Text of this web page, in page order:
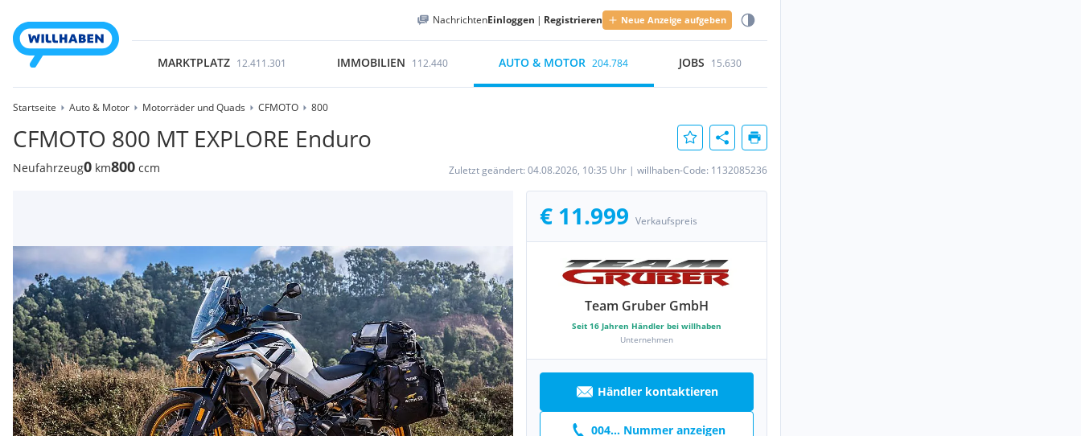
NachrichtenEinloggen | Registrieren Neue Anzeige aufgeben
MARKTPLATZ 12.411.301 IMMOBILIEN 112.440 AUTO & MOTOR 204.784 JOBS 15.630
Startseite Auto & Motor Motorräder und Quads CFMOTO 800
CFMOTO 800 MT EXPLORE Enduro
Neufahrzeug0 km800 ccm Zuletzt geändert: 04.08.2026, 10:35 Uhr | willhaben-Code: 1132085236
€ 11.999 Verkaufspreis
Team Gruber GmbH
Seit 16 Jahren Händler bei willhaben
Unternehmen
Händler kontaktieren
004... Nummer anzeigen